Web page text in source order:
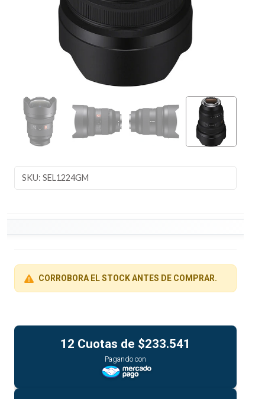
SKU: SEL1224GM
CORROBORA EL STOCK ANTES DE COMPRAR.
12 Cuotas de $233.541
Pagando con